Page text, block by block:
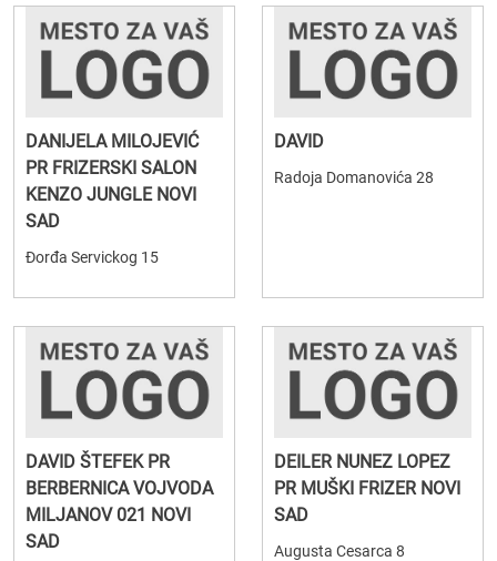
DANIJELA MILOJEVIĆ
PR FRIZERSKI SALON
KENZO JUNGLE NOVI
SAD
Đorđa Servickog 15
DAVID
Radoja Domanovića 28
DAVID ŠTEFEK PR
BERBERNICA VOJVODA
MILJANOV 021 NOVI
SAD
DEILER NUNEZ LOPEZ
PR MUŠKI FRIZER NOVI
SAD
Augusta Cesarca 8